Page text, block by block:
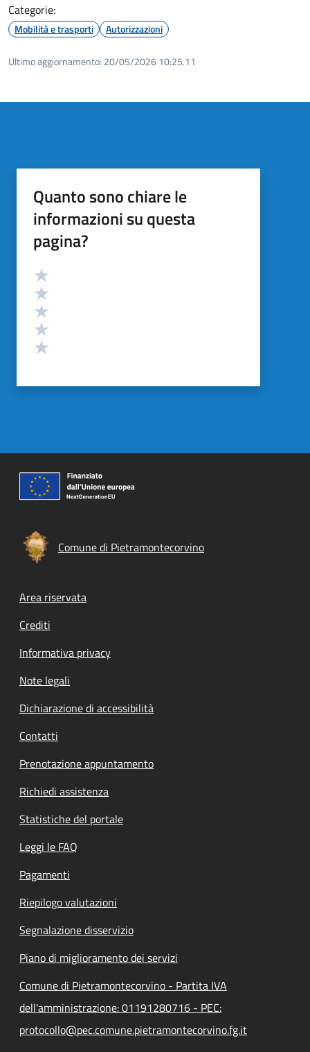
Categorie:
Mobilità e trasporti Autorizzazioni
Ultimo aggiornamento: 20/05/2026 10:25.11
Quanto sono chiare le
informazioni su questa
pagina?
Valutazione
Comune di Pietramontecorvino
Footer menu
Area riservata
Crediti
Informativa privacy
Note legali
Dichiarazione di accessibilità
Contatti
Prenotazione appuntamento
Richiedi assistenza
Statistiche del portale
Leggi le FAQ
Pagamenti
Riepilogo valutazioni
Segnalazione disservizio
Piano di miglioramento dei servizi
Comune di Pietramontecorvino - Partita IVA
dell'amministrazione: 01191280716 - PEC:
protocollo@pec.comune.pietramontecorvino.fg.it